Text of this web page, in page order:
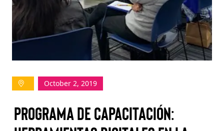
OUR IMPACT
TAKE ACTION
Log In
Join Us
October 2, 2019
PROGRAMA DE CAPACITACIÓN: